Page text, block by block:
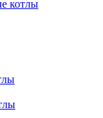
котлы